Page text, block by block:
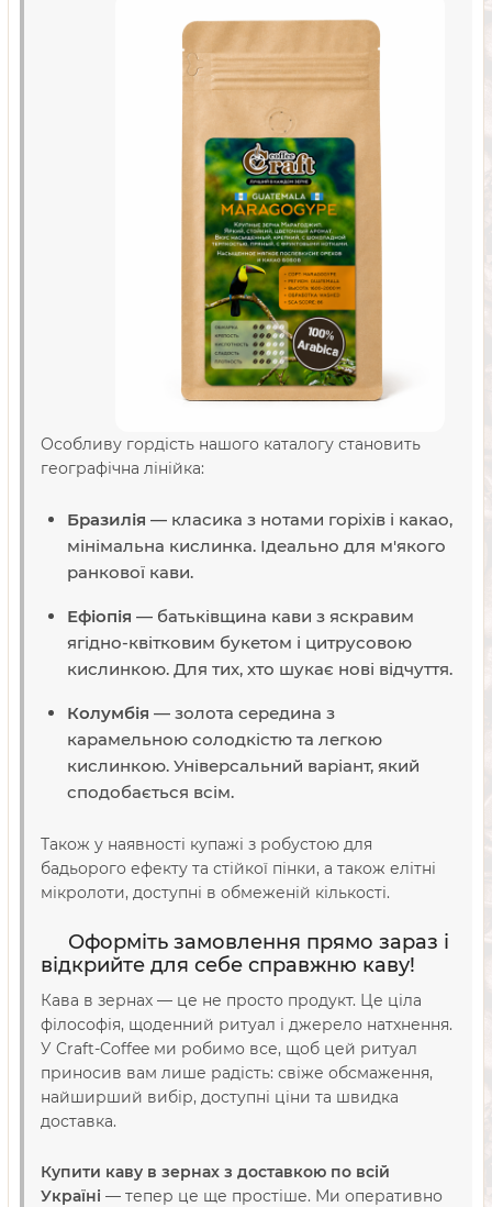
Особливу гордість нашого каталогу становить
географічна лінійка:
Бразилія — класика з нотами горіхів і какао,
мінімальна кислинка. Ідеально для м'якого
ранкової кави.
Ефіопія — батьківщина кави з яскравим
ягідно-квітковим букетом і цитрусовою
кислинкою. Для тих, хто шукає нові відчуття.
Колумбія — золота середина з
карамельною солодкістю та легкою
кислинкою. Універсальний варіант, який
сподобається всім.
Також у наявності купажі з робустою для
бадьорого ефекту та стійкої пінки, а також елітні
мікролоти, доступні в обмеженій кількості.
Оформіть замовлення прямо зараз і
відкрийте для себе справжню каву!
Кава в зернах — це не просто продукт. Це ціла
філософія, щоденний ритуал і джерело натхнення.
У Craft-Coffee ми робимо все, щоб цей ритуал
приносив вам лише радість: свіже обсмаження,
найширший вибір, доступні ціни та швидка
доставка.
Купити каву в зернах з доставкою по всій
Україні — тепер це ще простіше. Ми оперативно